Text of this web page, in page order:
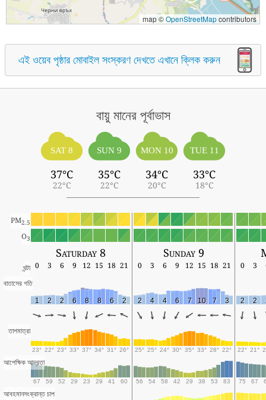
map ©OpenStreetMapcontributors
এই ওয়েব পৃষ্ঠার মোবাইল সংস্করণ দেখতে এখানে ক্লিক করুন
বায়ু মানের পূর্বাভাস
SAT 8
37°C
22°C
SUN 9
35°C
22°C
MON 10
34°C
20°C
TUE 11
33°C
18°C
PM2.5
O3
Saturday 8 Sunday 9
ঘন্টা 0 3 6 9 12 15 18 21 0 3 6 9 12 15 18 21 0 3
বাতাসের গতি
1 2 2 6 8 8 6 2 2 4 4 6 7 10 7 3 2 2
তাপমাত্রা
23° 22° 23° 33° 37° 34° 31° 26° 25° 25° 24° 30° 35° 33° 28° 22° 22° 21°
আপেক্ষিক আদ্রতা
67 59 52 29 23 29 41 60 56 54 58 42 29 38 53 83 75 67
আবহমানসংক্রান্ত চাপ